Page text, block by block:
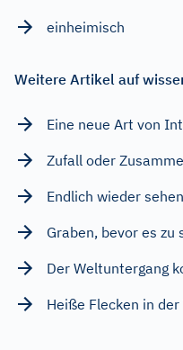
einheimisch
Weitere Artikel auf
Eine neue Art von
Zufall oder
Endlich wieder
Graben, bevor es zu
Der Weltuntergang
Heiße Flecken in der